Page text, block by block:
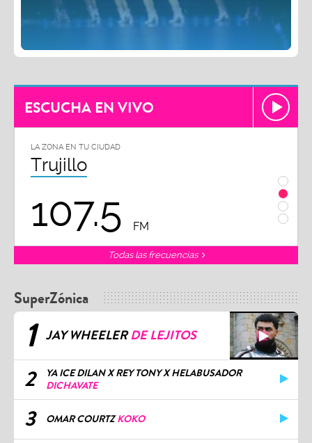
ESCUCHA EN VIVO
EN TU CIUDAD
FM
Todas las frecuencias
SuperZónica
1 JAY WHEELERDE LEJITOS
2
YA ICE DILAN X REY TONY X HELABUSADOR
DICHAVATE
3 OMAR COURTZKOKO